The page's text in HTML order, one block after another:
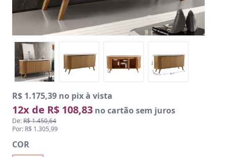
R$ 1.175,39 no pix à vista
12x de R$ 108,83 no cartão sem juros
De:R$ 1.450,64
Por: R$ 1.305,99
COR